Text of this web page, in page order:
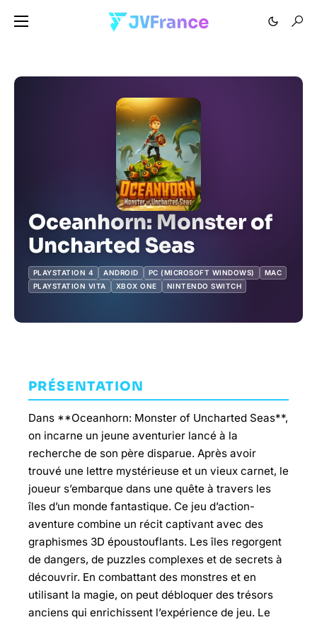
Oceanhorn: Monster of
Uncharted Seas
PLAYSTATION 4 ANDROID PC (MICROSOFT WINDOWS)
MAC
PLAYSTATION VITA
XBOX ONE NINTENDO SWITCH
PRÉSENTATION
Dans **Oceanhorn: Monster of Uncharted Seas**,
on incarne un jeune aventurier lancé à la
recherche de son père disparue. Après avoir
trouvé une lettre mystérieuse et un vieux carnet, le
joueur s’embarque dans une quête à travers les
îles d’un monde fantastique. Ce jeu d’action-
aventure combine un récit captivant avec des
graphismes 3D époustouflants. Les îles regorgent
de dangers, de puzzles complexes et de secrets à
découvrir. En combattant des monstres et en
utilisant la magie, on peut débloquer des trésors
anciens qui enrichissent l’expérience de jeu. Le